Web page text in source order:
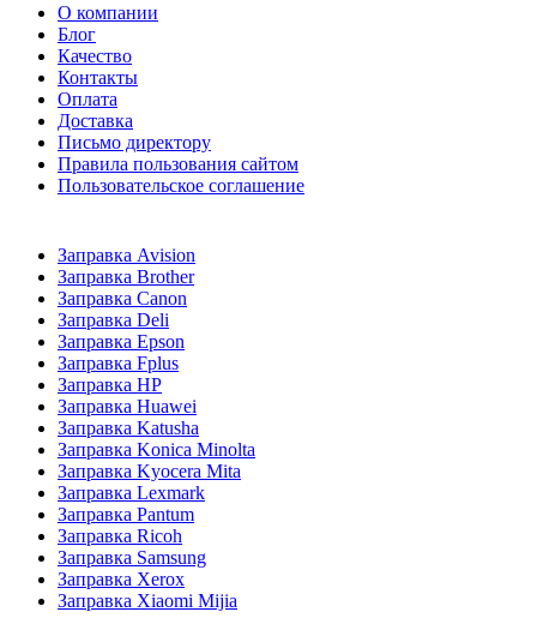
О компании
Блог
Качество
Контакты
Оплата
Доставка
Письмо директору
Правила пользования сайтом
Пользовательское соглашение
Заправка Avision
Заправка Brother
Заправка Canon
Заправка Deli
Заправка Epson
Заправка Fplus
Заправка HP
Заправка Huawei
Заправка Katusha
Заправка Konica Minolta
Заправка Kyocera Mita
Заправка Lexmark
Заправка Pantum
Заправка Ricoh
Заправка Samsung
Заправка Xerox
Заправка Xiaomi Mijia